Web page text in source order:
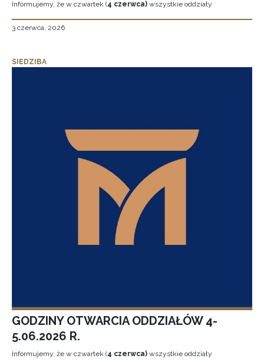
Informujemy, że w czwartek (4 czerwca) wszystkie oddziały
3 czerwca, 2026
SIEDZIBA
GODZINY OTWARCIA ODDZIAŁÓW 4-
5.06.2026 R.
Informujemy, że w czwartek (4 czerwca) wszystkie oddziały